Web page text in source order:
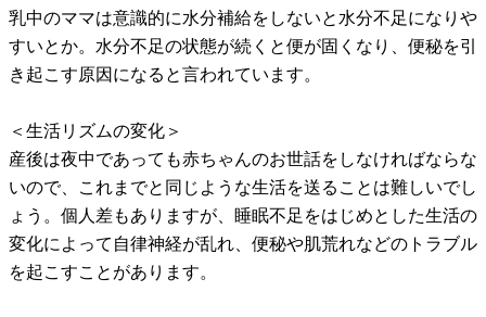
乳中のママは意識的に水分補給をしないと水分不足になりや
すいとか。水分不足の状態が続くと便が固くなり、便秘を引
き起こす原因になると言われています。
＜生活リズムの変化＞
産後は夜中であっても赤ちゃんのお世話をしなければならな
いので、これまでと同じような生活を送ることは難しいでし
ょう。個人差もありますが、睡眠不足をはじめとした生活の
変化によって自律神経が乱れ、便秘や肌荒れなどのトラブル
を起こすことがあります。